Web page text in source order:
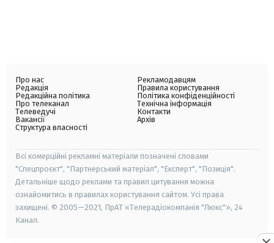
Про нас
Редакція
Редакційна політика
Про телеканал
Телеведучі
Вакансії
Структура власності
Рекламодавцям
Правила користування
Політика конфіденційності
Технічна інформація
Контакти
Архів
Всі комерційні рекламні матеріали позначені словами
"Спецпроєкт", "Партнерський матеріал", "Експерт", "Позиція".
Детальніше щодо реклами та правил цитування можна
ознайомитись в правилах користування сайтом. Усі права
захищені. © 2005—2021, ПрАТ «Телерадіокомпанія "Люкс"», 24
Канал.